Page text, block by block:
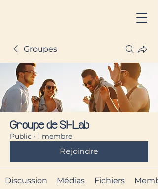
Groupes
Groupe de SI-Lab
Public · 1 membre
Rejoindre
Discussion Médias Fichiers